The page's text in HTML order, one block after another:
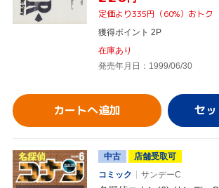
定価より335円（60%）おトク
獲得ポイント 2P
在庫あり
発売年月日：1999/06/30
カートへ追加
中古
店舗受取可
コミック
サンデーC